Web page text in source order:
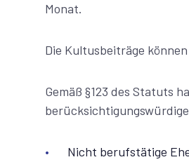
Monat.
Die Kultusbeiträge
Gemäß §123 des Statuts
Nicht berufstätige